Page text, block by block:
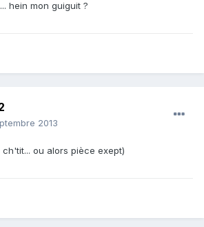
hein mon guiguit ?
2013
ou alors pièce exept)